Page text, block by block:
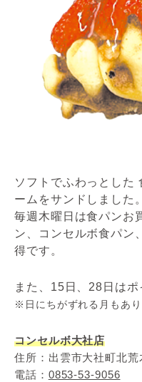
ソフトでふわっとした
ームをサンドしました。
毎週木曜日は食パンお
ン、コンセルボ食パン
得です。
また、15日、28日は
※日にちがずれる月もあり
コンセルボ大社店
住所：出雲市大社町北荒
電話： 0853-53-9056